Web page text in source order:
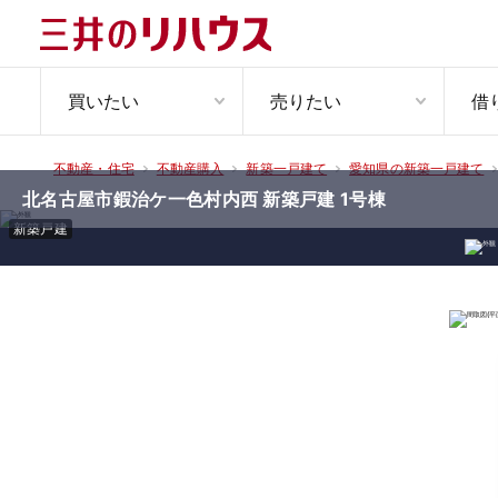
買いたい 売りたい 借
不動産・住宅 不動産購入 新築一戸建て 愛知県の新築一戸建て
新築戸建
北名古屋市鍜治ケ一色村内西 新築戸建 1号棟